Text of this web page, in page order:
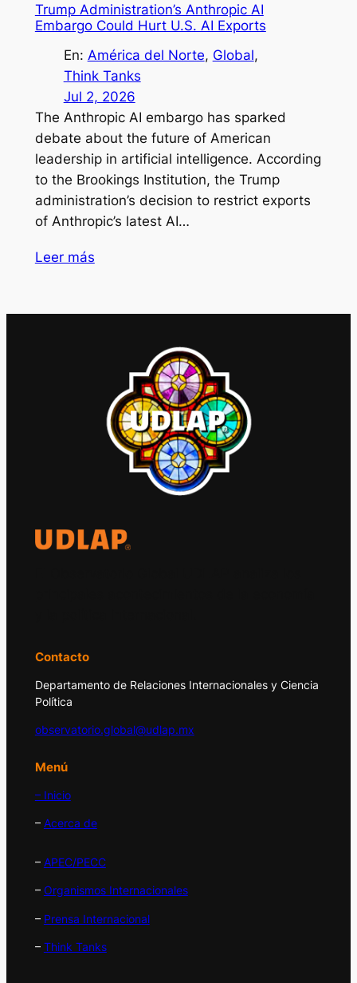
Trump Administration’s Anthropic AI
Embargo Could Hurt U.S. AI Exports
En: América del Norte, Global
Think Tanks
Jul 2, 2026
The Anthropic AI embargo has sparked
debate about the future of American
leadership in artificial intelligence. According
to the Brookings Institution, the Trump
administration’s decision to restrict exports
of Anthropic’s latest AI…
Leer más
Contacto
Departamento de Relaciones Internacionales y Ciencia
Política
observatorio.global@udlap.mx
Menú
– Inicio
– Acerca de
– APEC/PECC
– Organismos Internacionales
– Prensa Internacional
– Think Tanks